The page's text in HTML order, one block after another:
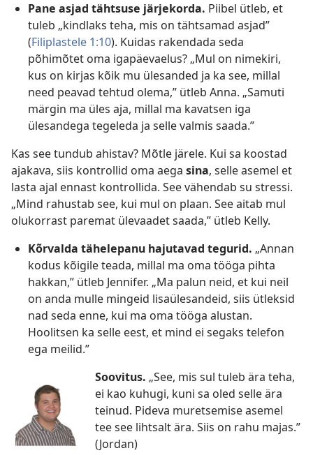
Pane asjad tähtsuse järjekorda. Piibel ütleb, et
tuleb „kindlaks teha, mis on tähtsamad asjad”
(Filiplastele 1:10). Kuidas rakendada seda
põhimõtet oma igapäevaelus? „Mul on nimekiri,
kus on kirjas kõik mu ülesanded ja ka see, millal
need peavad tehtud olema,” ütleb Anna. „Samuti
märgin ma üles aja, millal ma kavatsen iga
ülesandega tegeleda ja selle valmis saada.”
Kas see tundub ahistav? Mõtle järele. Kui sa koostad
ajakava, siis kontrollid oma aega sina, selle asemel et
lasta ajal ennast kontrollida. See vähendab su stressi.
„Mind rahustab see, kui mul on plaan. See aitab mul
olukorrast paremat ülevaadet saada,” ütleb Kelly.
Kõrvalda tähelepanu hajutavad tegurid. „Annan
kodus kõigile teada, millal ma oma tööga pihta
hakkan,” ütleb Jennifer. „Ma palun neid, et kui neil
on anda mulle mingeid lisaülesandeid, siis ütleksid
nad seda enne, kui ma oma tööga alustan.
Hoolitsen ka selle eest, et mind ei segaks telefon
ega meilid.”
Soovitus. „See, mis sul tuleb ära teha,
ei kao kuhugi, kuni sa oled selle ära
teinud. Pideva muretsemise asemel
tee see lihtsalt ära. Siis on rahu majas.”
(Jordan)